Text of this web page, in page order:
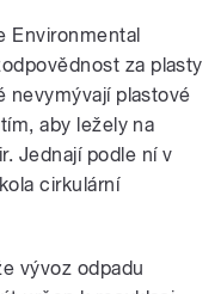
Environmental
za plasty
nevymývají plastové
aby ležely na
Jednají podle ní v
cirkulární
vývoz odpadu